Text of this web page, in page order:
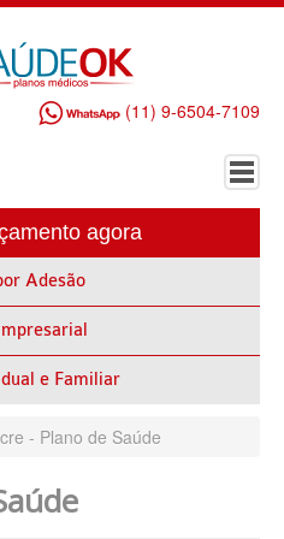
(11) 9-6504-7109
agora
Adesão
e Familiar
- Plano de Saúde